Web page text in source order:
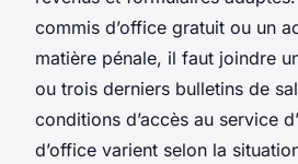
commis d’office gratuit ou un
matière pénale, il faut joindre
ou trois derniers bulletins de
conditions d’accès au service
d’office varient selon la